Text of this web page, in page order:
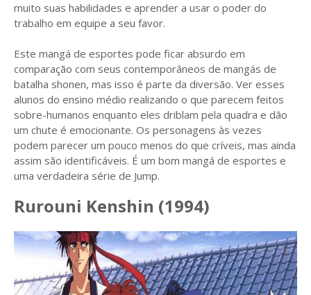
muito suas habilidades e aprender a usar o poder do
trabalho em equipe a seu favor.
Este mangá de esportes pode ficar absurdo em
comparação com seus contemporâneos de mangás de
batalha shonen, mas isso é parte da diversão. Ver esses
alunos do ensino médio realizando o que parecem feitos
sobre-humanos enquanto eles driblam pela quadra e dão
um chute é emocionante. Os personagens às vezes
podem parecer um pouco menos do que críveis, mas ainda
assim são identificáveis. É um bom mangá de esportes e
uma verdadeira série de Jump.
Rurouni Kenshin (1994)